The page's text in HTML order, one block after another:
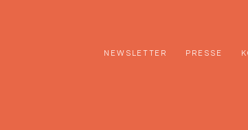
NEWSLETTER PRESSE